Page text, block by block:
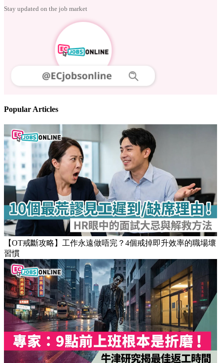
Follow us
Popular Articles
【OT戒斷攻略】工作永遠做唔完？4個戒掉即升效率的職場壞